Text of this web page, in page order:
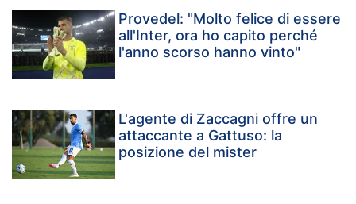
Provedel: "Molto felice di essere
all'Inter, ora ho capito perché
l'anno scorso hanno vinto"
L'agente di Zaccagni offre un
attaccante a Gattuso: la
posizione del mister